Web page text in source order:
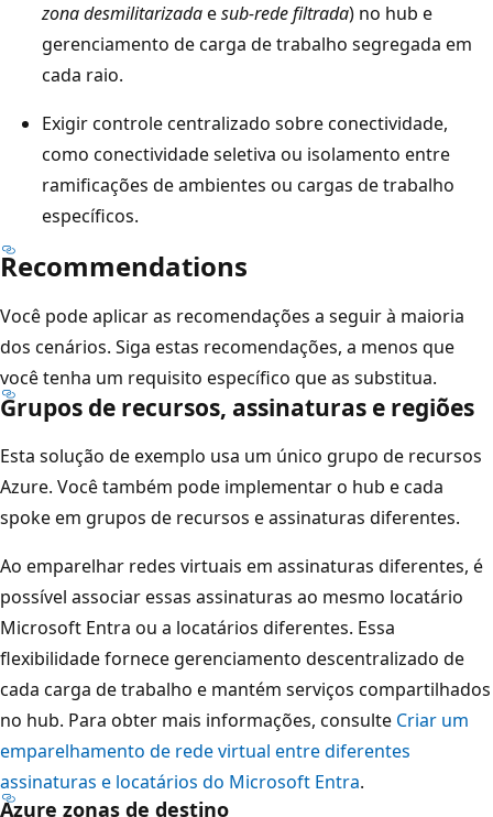
m
i
o
,
a
r
e
v
i
r
t
u
a
l
d
zona desmilitarizadaesub-rede filtrada) no hub e
gerenciamento de carga de trabalho segregada em
cada raio.
Exigir controle centralizado sobre conectividade,
como conectividade seletiva ou isolamento entre
ramificações de ambientes ou cargas de trabalho
específicos.
Recommendations
Você pode aplicar as recomendações a seguir à maioria
dos cenários. Siga estas recomendações, a menos que
você tenha um requisito específico que as substitua.
Grupos de recursos, assinaturas e regiões
Esta solução de exemplo usa um único grupo de recursos
Azure. Você também pode implementar o hub e cada
spoke em grupos de recursos e assinaturas diferentes.
Ao emparelhar redes virtuais em assinaturas diferentes, é
possível associar essas assinaturas ao mesmo locatário
Microsoft Entra ou a locatários diferentes. Essa
flexibilidade fornece gerenciamento descentralizado de
cada carga de trabalho e mantém serviços compartilhados
no hub. Para obter mais informações, consulte Criar um
emparelhamento de rede virtual entre diferentes
assinaturas e locatários do Microsoft Entra.
Azure zonas de destino